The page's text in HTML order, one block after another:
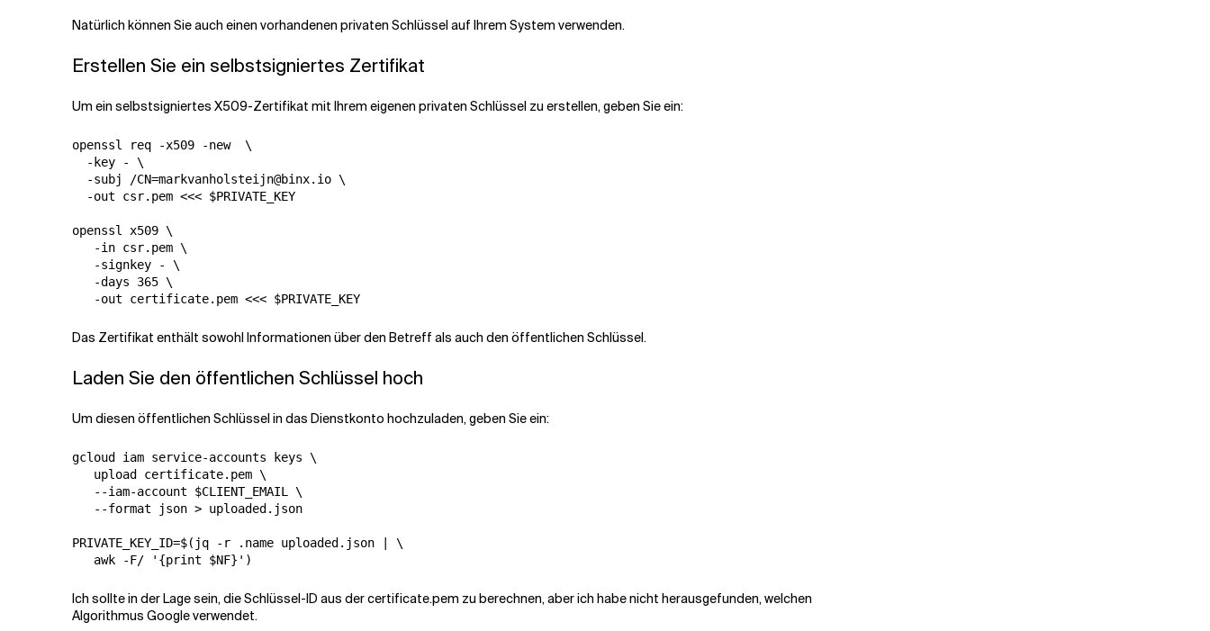
Natürlich können Sie auch einen vorhandenen privaten Schlüssel auf Ihrem System verwenden.
Erstellen Sie ein selbstsigniertes Zertifikat
Um ein selbstsigniertes X509-Zertifikat mit Ihrem eigenen privaten Schlüssel zu erstellen, geben Sie ein:
openssl req -x509 -new  \
  -key - \
  -subj /CN=markvanholsteijn@binx.io \
  -out csr.pem <<< $PRIVATE_KEY
openssl x509 \
   -in csr.pem \
   -signkey - \
   -days 365 \
Das Zertifikat enthält sowohl Informationen über den Betreff als auch den öffentlichen Schlüssel.
Laden Sie den öffentlichen Schlüssel hoch
Um diesen öffentlichen Schlüssel in das Dienstkonto hochzuladen, geben Sie ein:
gcloud iam service-accounts keys \
   upload certificate.pem \
   --iam-account $CLIENT_EMAIL \
   --format json > uploaded.json
PRIVATE_KEY_ID=$(jq -r .name uploaded.json | \
Ich sollte in der Lage sein, die Schlüssel-ID aus der certificate.pem zu berechnen, aber ich habe nicht herausgefunden, welchen
Algorithmus Google verwendet.